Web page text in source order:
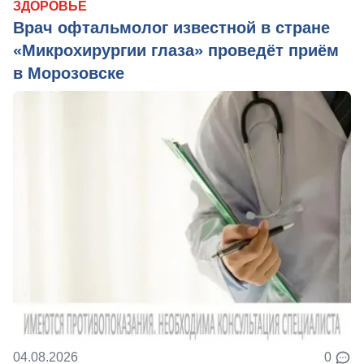
ЗДОРОВЬЕ
Врач офтальмолог известной в стране
«Микрохирургии глаза» проведёт приём
в Морозовске
04.08.2026 0